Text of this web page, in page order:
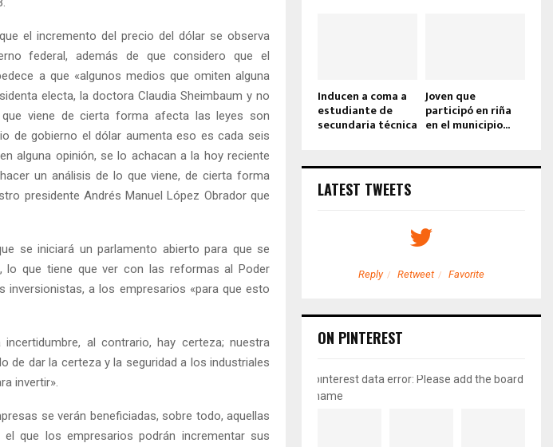
el incremento del precio del dólar se observa
federal, además de que considero que el
a que «algunos medios que omiten alguna
electa, la doctora Claudia Sheimbaum y no
viene de cierta forma afecta las leyes son
de gobierno el dólar aumenta eso es cada seis
alguna opinión, se lo achacan a la hoy reciente
un análisis de lo que viene, de cierta forma
presidente Andrés Manuel López Obrador que
se iniciará un parlamento abierto para que se
lo que tiene que ver con las reformas al Poder
inversionistas, a los empresarios «para que esto
al contrario, hay certeza; nuestra
de dar la certeza y la seguridad a los industriales
invertir».
se verán beneficiadas, sobre todo, aquellas
que los empresarios podrán incrementar sus
Inducen a coma a
estudiante de
secundaria técnica
Joven que
participó en riña
en el municipio...
LATEST TWEETS
Favorite Reply Retweet Favorite Reply Retweet Favorite
ON PINTEREST
pinterest data error: Please add the board
name